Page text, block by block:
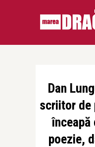
Dan
scriitor de
înceapă
poezie,